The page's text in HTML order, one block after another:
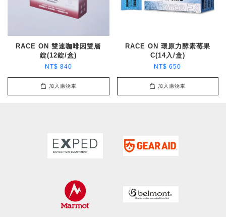
RACE ON 雙速咖啡因雙層
錠(12錠/盒)
NT$ 840
加入購物車
RACE ON 環原力酵素莓果
C(14入/盒)
NT$ 650
加入購物車